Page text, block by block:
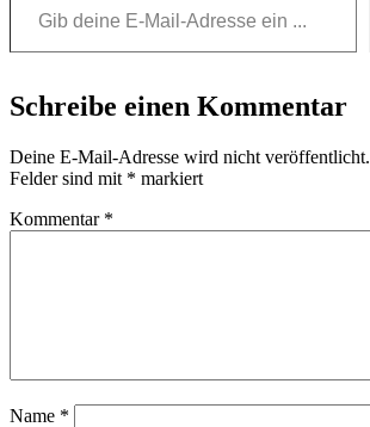
Schreibe einen Kommentar
Deine E-Mail-Adresse wird nicht veröffentlicht.
Felder sind mit * markiert
Kommentar *
Name *